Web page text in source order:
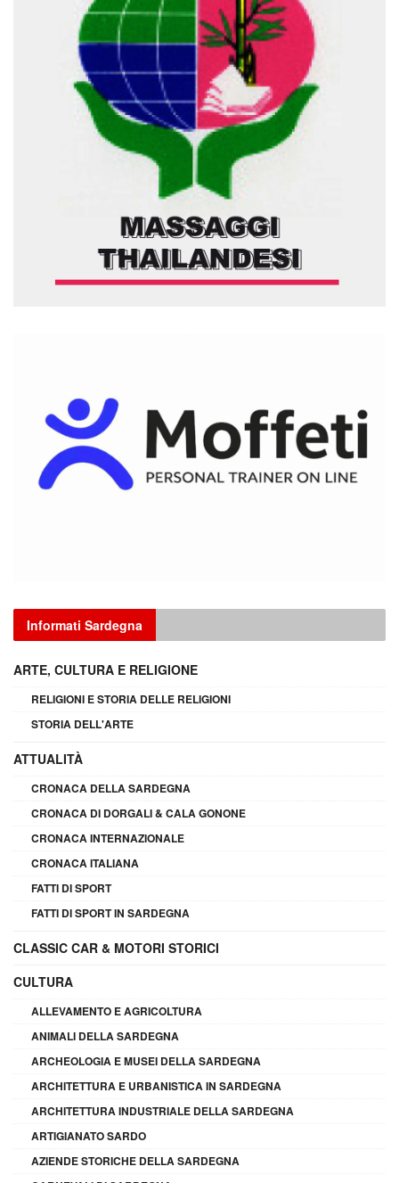
Informati Sardegna
ARTE, CULTURA E RELIGIONE
RELIGIONI E STORIA DELLE RELIGIONI
STORIA DELL'ARTE
ATTUALITÀ
CRONACA DELLA SARDEGNA
CRONACA DI DORGALI & CALA GONONE
CRONACA INTERNAZIONALE
CRONACA ITALIANA
FATTI DI SPORT
FATTI DI SPORT IN SARDEGNA
CLASSIC CAR & MOTORI STORICI
CULTURA
ALLEVAMENTO E AGRICOLTURA
ANIMALI DELLA SARDEGNA
ARCHEOLOGIA E MUSEI DELLA SARDEGNA
ARCHITETTURA E URBANISTICA IN SARDEGNA
ARCHITETTURA INDUSTRIALE DELLA SARDEGNA
ARTIGIANATO SARDO
AZIENDE STORICHE DELLA SARDEGNA